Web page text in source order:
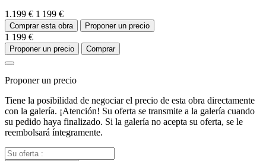
1.199 € 1 199 €
Comprar esta obra Proponer un precio
1 199 €
Proponer un precio Comprar
Proponer un precio
Tiene la posibilidad de negociar el precio de esta obra directamente
con la galería. ¡Atención! Su oferta se transmite a la galería cuando
su pedido haya finalizado. Si la galería no acepta su oferta, se le
reembolsará íntegramente.